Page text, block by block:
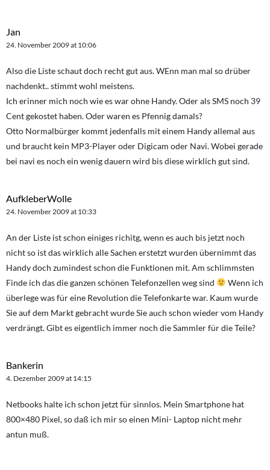
Jan
24. November 2009 at 10:06
Also die Liste schaut doch recht gut aus. WEnn man mal so drüber
nachdenkt.. stimmt wohl meistens.
Ich erinner mich noch wie es war ohne Handy. Oder als SMS noch 39
Cent gekostet haben. Oder waren es Pfennig damals?
Otto Normalbürger kommt jedenfalls mit einem Handy allemal aus
und braucht kein MP3-Player oder Digicam oder Navi. Wobei gerade
bei navi es noch ein wenig dauern wird bis diese wirklich gut sind.
AufkleberWolle
24. November 2009 at 10:33
An der Liste ist schon einiges richitg, wenn es auch bis jetzt noch
nicht so ist das wirklich alle Sachen erstetzt wurden übernimmt das
Handy doch zumindest schon die Funktionen mit. Am schlimmsten
Finde ich das die ganzen schönen Telefonzellen weg sind
Wenn ich
überlege was für eine Revolution die Telefonkarte war. Kaum wurde
Sie auf dem Markt gebracht wurde Sie auch schon wieder vom Handy
verdrängt. Gibt es eigentlich immer noch die Sammler für die Teile?
Bankerin
4. Dezember 2009 at 14:15
Netbooks halte ich schon jetzt für sinnlos. Mein Smartphone hat
800×480 Pixel, so daß ich mir so einen Mini- Laptop nicht mehr
antun muß.